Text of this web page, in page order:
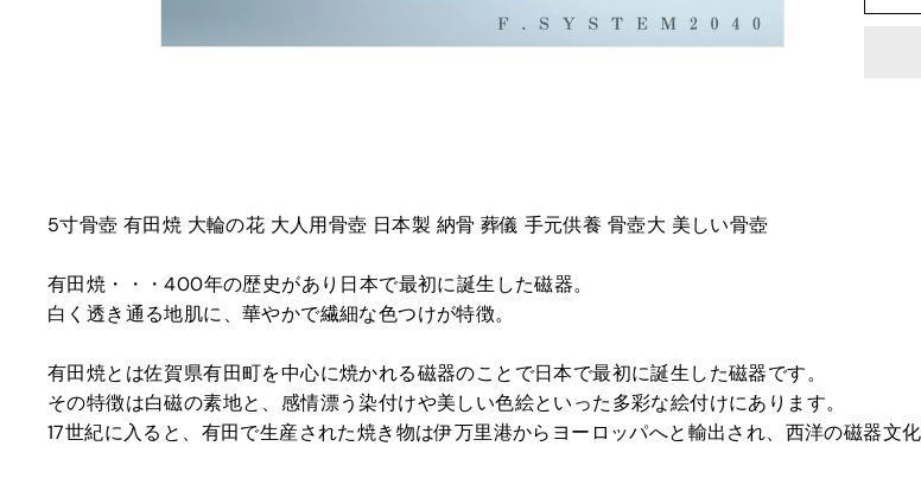
5寸骨壺 有田焼 大輪の花 大人用骨壺 日本製 納骨 葬儀 手元供養 骨壺大 美しい骨壺
有田焼・・・400年の歴史があり日本で最初に誕生した磁器。
白く透き通る地肌に、華やかで繊細な色つけが特徴。
有田焼とは佐賀県有田町を中心に焼かれる磁器のことで日本で最初に誕生した磁器です。
その特徴は白磁の素地と、感情漂う染付けや美しい色絵といった多彩な絵付けにあります。
17世紀に入ると、有田で生産された焼き物は伊万里港からヨーロッパへと輸出され、西洋の磁器文